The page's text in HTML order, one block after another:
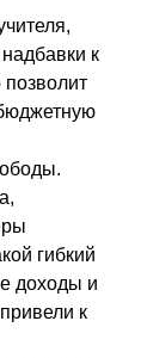
к
позволит
гибкий
доходы и
к